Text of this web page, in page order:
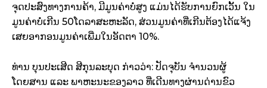
ຈຸດປະສົງທາງການຄ້າ, ມີມູນຄ່າບໍ່ສູງ ແມ່ນໄດ້ຮັບການຍົກເວັ້ນ ໃນ
ມູນຄ່າບໍ່ເກີນ 50ໂດລາສະຫະລັດ, ສ່ວນມູນຄ່າທີ່ເກີນຕ້ອງໄດ້ແຈ້ງ
ເສຍອາກອນມູນຄ່າເພີ່ມໃນອັດຕາ 10%.
ທ່ານ ບຸນປະເສີດ ສີກຸນລະບຸດ ກ່າວວ່າ: ປັດຈຸບັນ ຈຳນວນຜູ້
ໂດຍສານ ແລະ ພາຫະນະຂອງລາວ ທີ່ເດີນທາງຜ່ານດ່ານຂົວ